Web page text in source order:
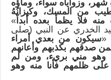
وزواياه سواء، وماؤه
من المسك، وكيزانُهُ
فلا يظمأ بعده أبداً »
الخدري عن النبي (صلى
«سيكون من بعدي أمراء
صدقهم بكذبهم وأعانهم
وهو مني بريء، ومن لم
ظلمهم فأنا منه وهو